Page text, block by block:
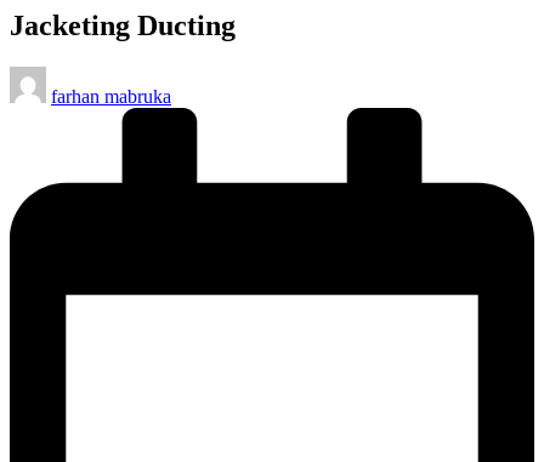
Jacketing Ducting
Posted
by
farhan mabruka